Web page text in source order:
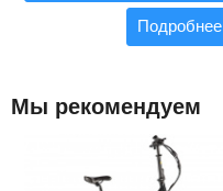
Подробнее
Мы рекомендуем